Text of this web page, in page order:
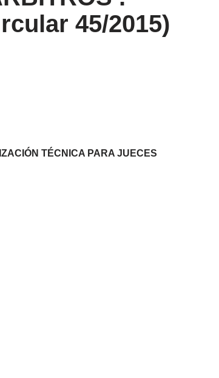
45/2015)
TÉCNICA PARA JUECES